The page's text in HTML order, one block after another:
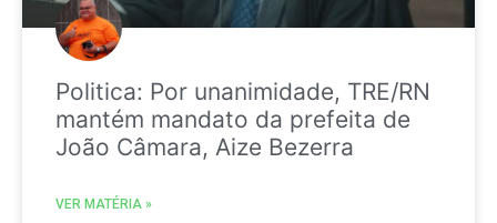
Politica: Por unanimidade, TRE/RN
mantém mandato da prefeita de
João Câmara, Aize Bezerra
VER MATÉRIA »